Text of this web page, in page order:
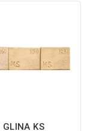
GLINA KS